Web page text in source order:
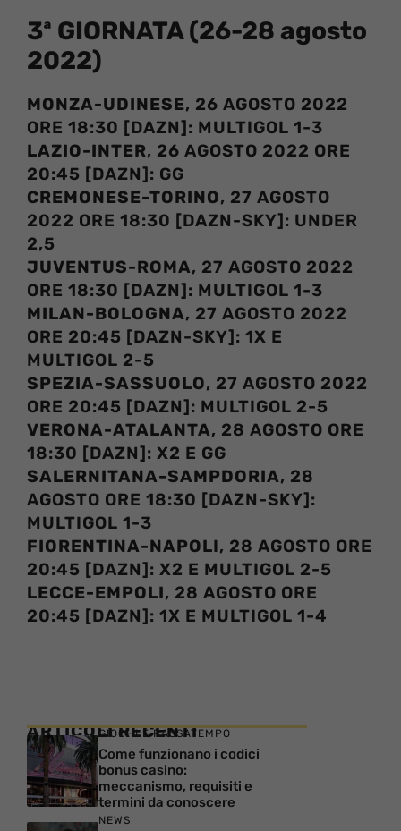
3ª GIORNATA (26-28 agosto
2022)
MONZA-UDINESE, 26 AGOSTO 2022
ORE 18:30 [DAZN]: MULTIGOL 1-3
LAZIO-INTER, 26 AGOSTO 2022 ORE
20:45 [DAZN]: GG
CREMONESE-TORINO, 27 AGOSTO
2022 ORE 18:30 [DAZN-SKY]: UNDER
2,5
JUVENTUS-ROMA, 27 AGOSTO 2022
ORE 18:30 [DAZN]: MULTIGOL 1-3
MILAN-BOLOGNA, 27 AGOSTO 2022
ORE 20:45 [DAZN-SKY]: 1X E
MULTIGOL 2-5
SPEZIA-SASSUOLO, 27 AGOSTO 2022
ORE 20:45 [DAZN]: MULTIGOL 2-5
VERONA-ATALANTA, 28 AGOSTO ORE
18:30 [DAZN]: X2 E GG
SALERNITANA-SAMPDORIA, 28
AGOSTO ORE 18:30 [DAZN-SKY]:
MULTIGOL 1-3
FIORENTINA-NAPOLI, 28 AGOSTO ORE
20:45 [DAZN]: X2 E MULTIGOL 2-5
LECCE-EMPOLI, 28 AGOSTO ORE
20:45 [DAZN]: 1X E MULTIGOL 1-4
ARTICOLI RECENTI
GIOCHI E PASSATEMPO
Come funzionano i codici
bonus casino:
meccanismo, requisiti e
termini da conoscere
NEWS